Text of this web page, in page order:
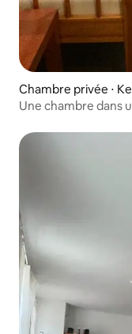
Chambre privée ⋅
Une chambre dans